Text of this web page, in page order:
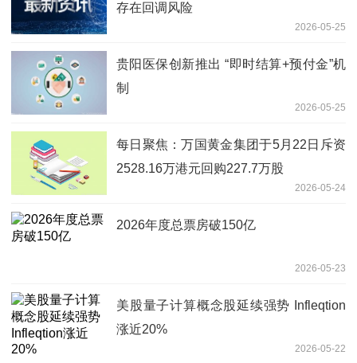
存在回调风险
2026-05-25
贵阳医保创新推出 “即时结算+预付金”机
制
2026-05-25
每日聚焦：万国黄金集团于5月22日斥资
2528.16万港元回购227.7万股
2026-05-24
2026年度总票房破150亿
2026-05-23
美股量子计算概念股延续强势 Infleqtion
涨近20%
2026-05-22